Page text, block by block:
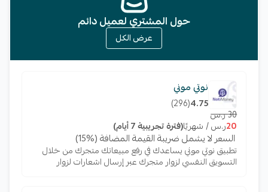
حول المشتري لعميل دائم
عرض الكل
نوتي موني
4.75
(
296
)
30 ر.س
20ر.س / شهريًا(فترة تجريبية 7 أيام)
السعر لا يشمل ضريبة القيمة المضافة (%15)
تطبيق نوتي موني يساعدك في رفع مبيعاتك متجرك من خلال
التسويق النفسي لزوار متجرك عبر إرسال اشعارات لزوار